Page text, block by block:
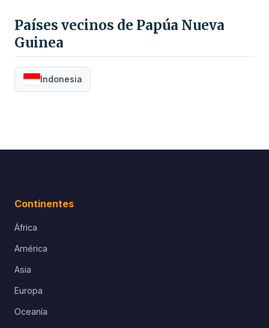
Países vecinos de Papúa Nueva
Guinea
Indonesia
Continentes
África
América
Asia
Europa
Oceanía